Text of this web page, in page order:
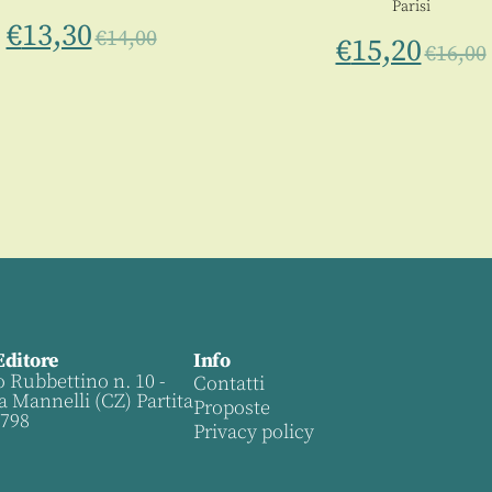
€13,30€14,00
Parisi
€15,20€16,00
Rubbettino n. 10 -
Mannelli (CZ) Partita
Info
Contatti
Proposte
Privacy policy